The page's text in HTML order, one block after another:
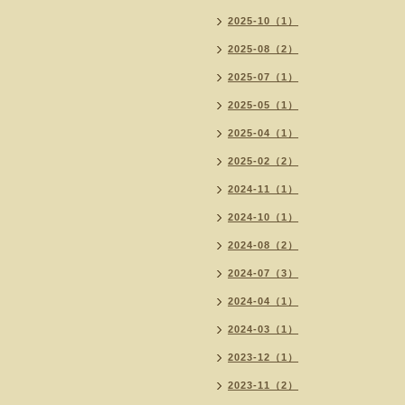
2025-10（1）
2025-08（2）
2025-07（1）
2025-05（1）
2025-04（1）
2025-02（2）
2024-11（1）
2024-10（1）
2024-08（2）
2024-07（3）
2024-04（1）
2024-03（1）
2023-12（1）
2023-11（2）